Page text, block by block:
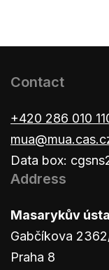
Contact
+420 286 010
Data box:
Address
Masarykův
Gabčíkova
Praha 8